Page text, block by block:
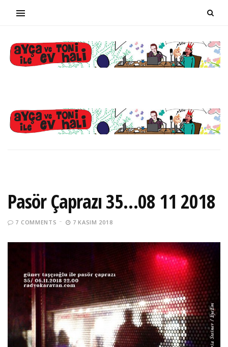
Pasör Çaprazı 35…08 11 2018
7 COMMENTS 7 KASIM 2018